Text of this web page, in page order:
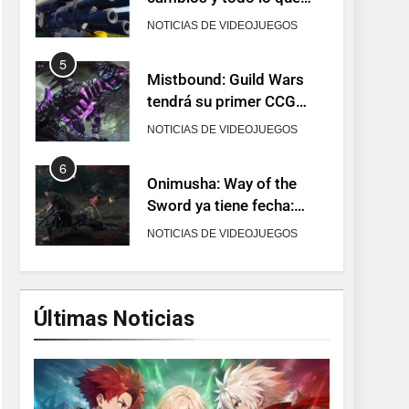
6
gratuita y abre reservas
7
NOTICIAS DE VIDEOJUEGOS
8
Stuntman: Hollywood
de la conducción
acrobática a PS5, Xbox
NOTICIAS DE VIDEOJUEGOS
Últimas Noticias